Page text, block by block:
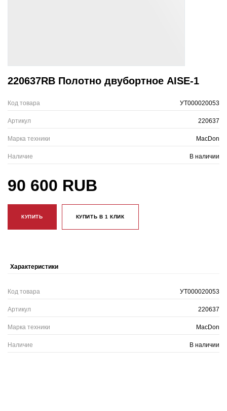
220637RB Полотно двубортное AISE-1
Код товара УТ000020053
Артикул 220637
Марка техники MacDon
Наличие В наличии
90 600 RUB
КУПИТЬ КУПИТЬ В 1 КЛИК
Характеристики
Код товара УТ000020053
Артикул 220637
Марка техники MacDon
Наличие В наличии